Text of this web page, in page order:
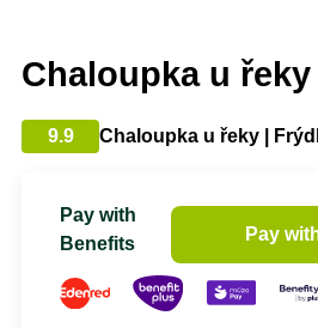
Chaloupka u řeky
9.9 Chaloupka u řeky |
Pay with
Benefits
Pay